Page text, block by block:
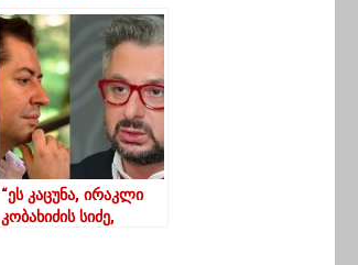
თურნავა
“ეს კაცუნა, ირაკლი
კობახიძის სიძე,